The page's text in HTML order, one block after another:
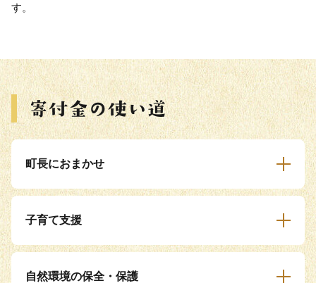
す。
町長におまかせ
子育て支援
自然環境の保全・保護